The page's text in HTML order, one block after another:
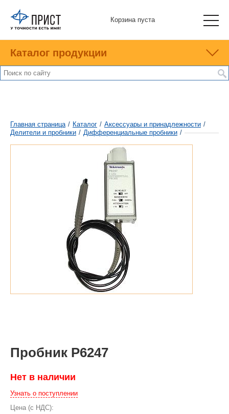
Корзина пуста
Каталог продукции
Главная страница / Каталог / Аксессуары и принадлежности /
Делители и пробники / Дифференциальные пробники /
Пробник P6247
Нет в наличии
Узнать о поступлении
Цена (с НДС):